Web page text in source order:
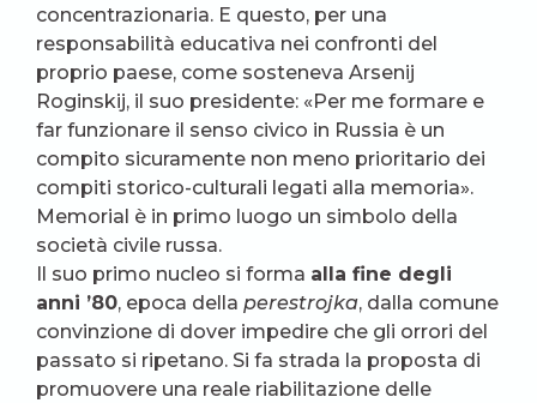
concentrazionaria. E questo, per una
responsabilità educativa nei confronti del
proprio paese, come sosteneva Arsenij
Roginskij, il suo presidente: «Per me formare e
far funzionare il senso civico in Russia è un
compito sicuramente non meno prioritario dei
compiti storico-culturali legati alla memoria».
Memorial è in primo luogo un simbolo della
società civile russa.
Il suo primo nucleo si forma alla fine degli
anni ’80, epoca della perestrojka, dalla comune
convinzione di dover impedire che gli orrori del
passato si ripetano. Si fa strada la proposta di
promuovere una reale riabilitazione delle